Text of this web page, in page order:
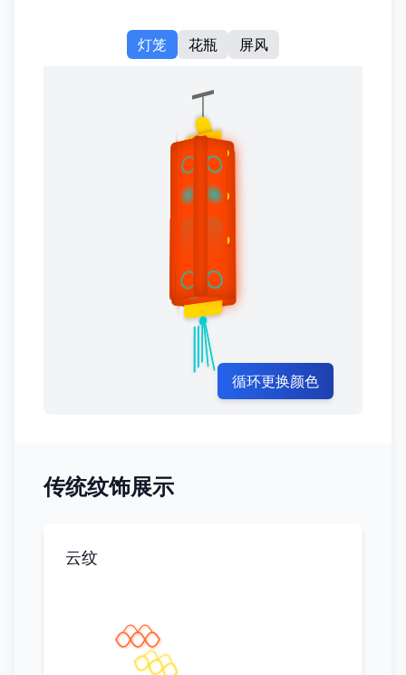
灯笼 花瓶 屏风
循环更换颜色
传统纹饰展示
云纹